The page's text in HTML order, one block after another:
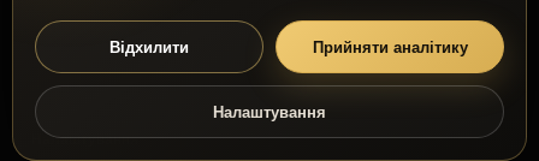
© 2026 RoyalStone. Усі права захищені.
Преміальне виробництво з натурального каменю
Відхилити Прийняти аналітику
Налаштування
Налаштування